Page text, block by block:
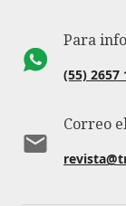
Para
(55) 2657
Correo